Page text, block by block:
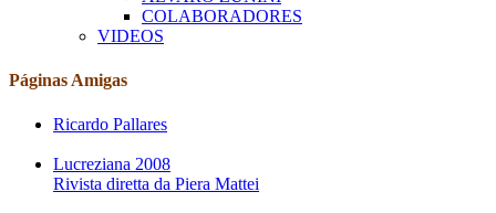
COLABORADORES
VIDEOS
Páginas Amigas
Ricardo Pallares
Lucreziana 2008
Rivista diretta da Piera Mattei